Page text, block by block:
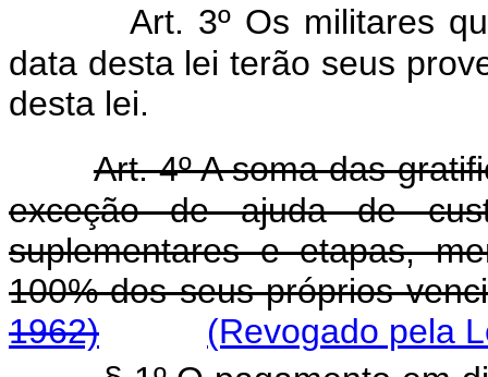
Art. 3º Os militares
data desta lei terão seus
desta lei.
Art. 4º A soma das
exceção de ajuda de
suplementares e etapas,
100% dos seus próprios
1962)
(Revogado pela